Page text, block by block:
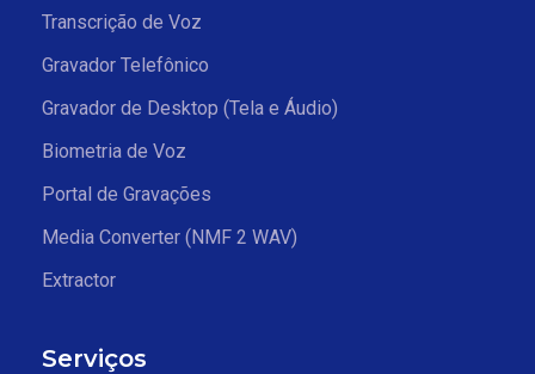
Transcrição de Voz
Gravador Telefônico
Gravador de Desktop (Tela e Áudio)
Biometria de Voz
Portal de Gravações
Media Converter (NMF 2 WAV)
Extractor
Serviços